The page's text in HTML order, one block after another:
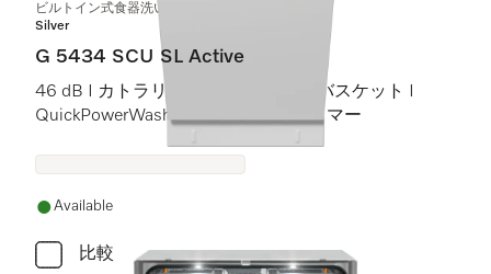
ビルトイン式食器洗い機（45 cm）
Silver
G 5434 SCU SL Active
46 dB I カトラリートレイ I Comfortバスケット I
QuickPowerWash I スタート予約タイマー
Available
比較